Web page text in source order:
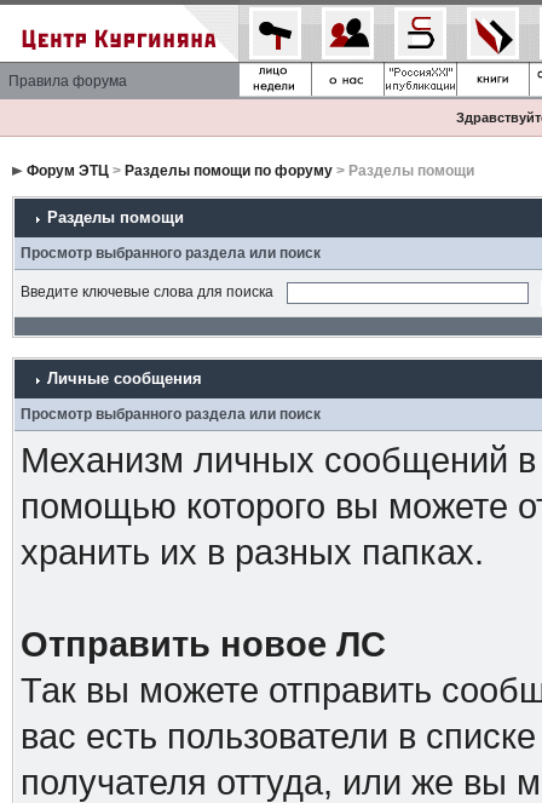
Правила форума
Форум ЭТЦ> Разделы помощи по форуму> Разделы помощи
Разделы помощи
Просмотр выбранного раздела или поиск
Введите ключевые слова для поиска
Личные сообщения
Просмотр выбранного раздела или поиск
Механизм личных сообщений
помощью которого вы можете
хранить их в разных папках.
Отправить новое ЛС
Так вы можете отправить
вас есть пользователи в
получателя оттуда, или же вы